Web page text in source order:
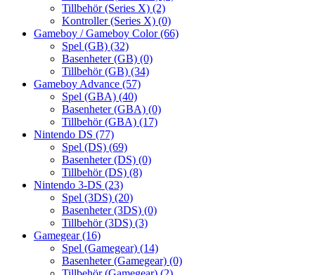
Tillbehör (Series X) (2)
Kontroller (Series X) (0)
Gameboy / Gameboy Color(66)
Spel (GB) (32)
Basenheter (GB) (0)
Tillbehör (GB) (34)
Gameboy Advance (57)
Spel (GBA) (40)
Basenheter (GBA) (0)
Tillbehör (GBA) (17)
Nintendo DS (77)
Spel (DS) (69)
Basenheter (DS) (0)
Tillbehör (DS) (8)
Nintendo 3-DS (23)
Spel (3DS) (20)
Basenheter (3DS) (0)
Tillbehör (3DS) (3)
Gamegear(16)
Spel (Gamegear) (14)
Basenheter (Gamegear) (0)